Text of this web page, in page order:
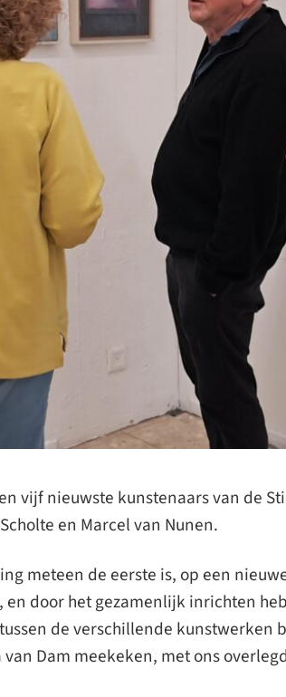
vijf nieuwste kunstenaars van de
en Marcel van Nunen.
meteen de eerste is, op een
en door het gezamenlijk inrichten
de verschillende kunstwerken
Dam meekeken, met ons